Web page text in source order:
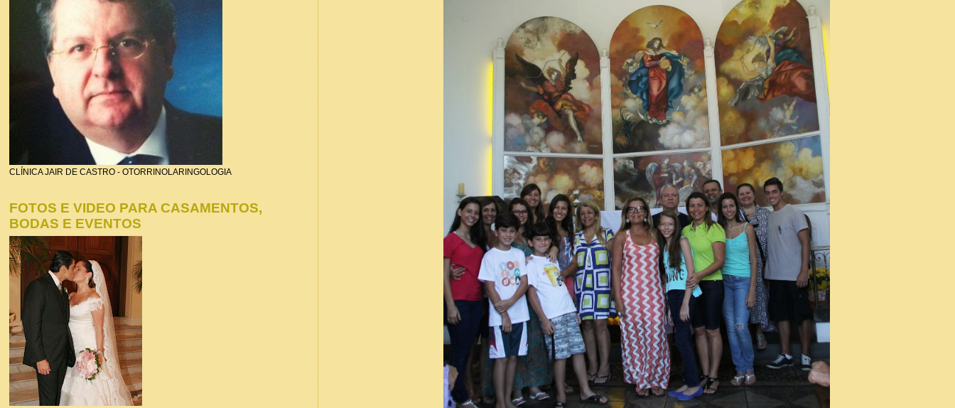
CLÍNICA JAIR DE CASTRO - OTORRINOLARINGOLOGIA
FOTOS E VIDEO PARA CASAMENTOS,
BODAS E EVENTOS